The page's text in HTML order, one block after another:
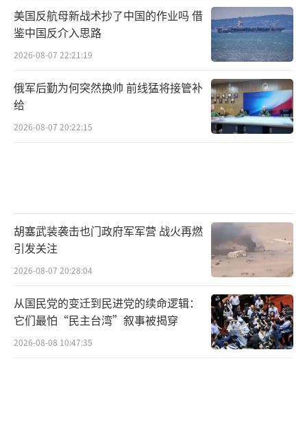
美国反航母新战术抄了中国的作业吗 借
鉴中国反介入思路
2026-08-07 22:21:19
俄军后勤为何突然换帅 前线猛将接管补
给
2026-08-07 20:22:15
胡塞武装袭击也门政府军军营 战火再燃
引发关注
2026-08-07 20:28:04
从国民党的变迁到民进党的续命逻辑：
它们最怕“民主台湾”叙事被揭穿
2026-08-08 10:47:35